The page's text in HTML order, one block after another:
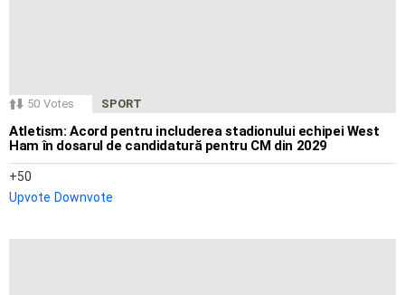
50 Votes SPORT
Atletism: Acord pentru includerea stadionului echipei West
Ham în dosarul de candidatură pentru CM din 2029
50
Upvote Downvote